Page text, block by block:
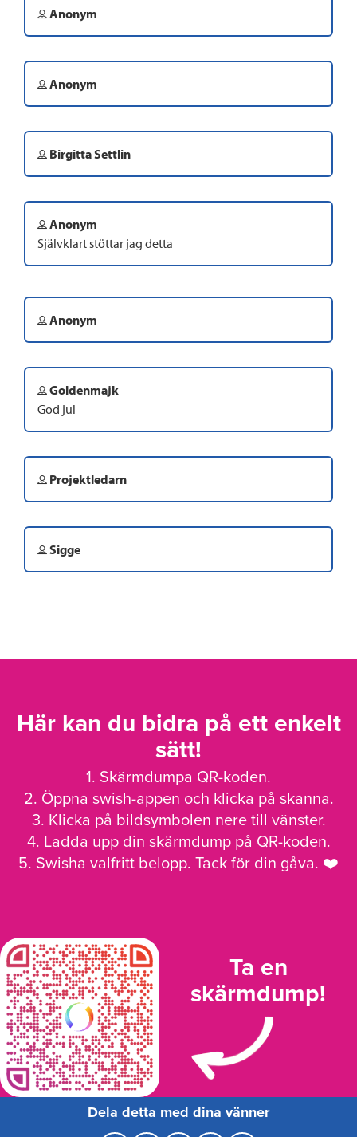
Anonym
Anonym
Birgitta Settlin
Anonym
Självklart stöttar jag detta
Anonym
Goldenmajk
God jul
Projektledarn
Sigge
Här kan du bidra på ett enkelt
sätt!
1. Skärmdumpa QR-koden.
2. Öppna swish-appen och klicka på skanna.
3. Klicka på bildsymbolen nere till vänster.
4. Ladda upp din skärmdump på QR-koden.
5. Swisha valfritt belopp. Tack för din gåva. ❤️
Ta en
skärmdump!
Dela detta med dina vänner